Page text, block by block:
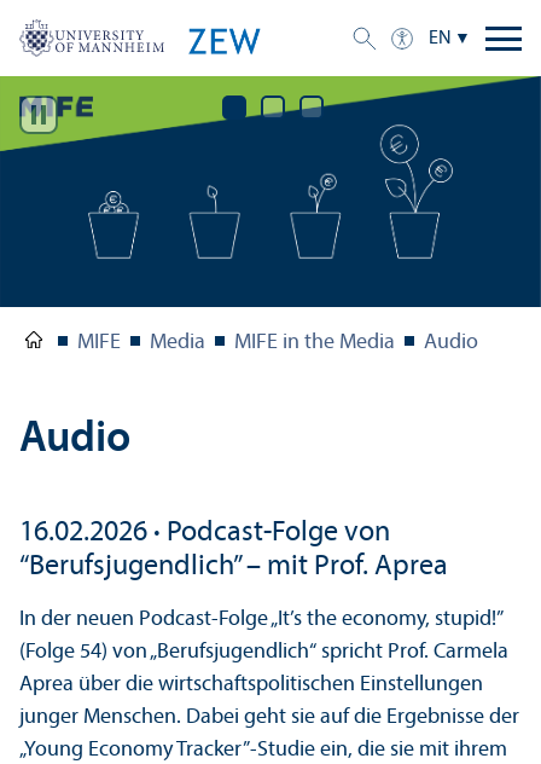
EN
MIFE Media MIFE in the Media Audio
Audio
16.02.2026 · Podcast-Folge von
“Berufsjugendlich” – mit Prof. Aprea
In der neuen Podcast-Folge „It’s the economy, stupid!”
(Folge 54) von „Berufsjugendlich“ spricht Prof. Carmela
Aprea über die wirtschaftspolitischen Einstellungen
junger Menschen. Dabei geht sie auf die Ergebnisse der
„Young Economy Tracker”-Studie ein, die sie mit ihrem